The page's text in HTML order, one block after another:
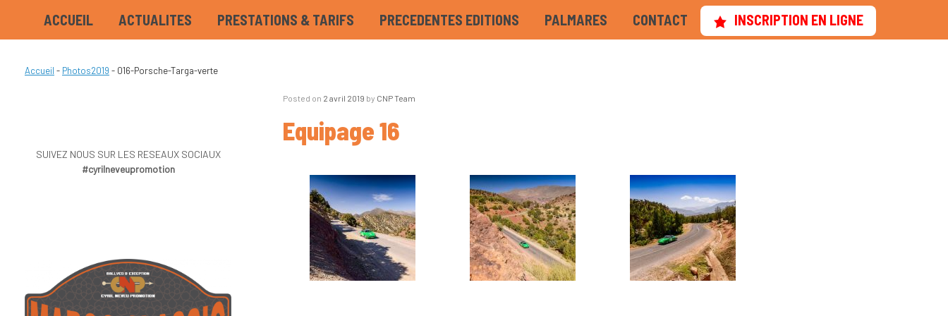
ACCUEIL ACTUALITES PRESTATIONS & TARIFS PRECEDENTES EDITIONS PALMARES CONTACT INSCRIPTION EN LIGNE
Accueil - Photos2019 - 016-Porsche-Targa-verte
Posted on 2 avril 2019 by CNP Team
Equipage 16
SUIVEZ NOUS SUR LES RESEAUX SOCIAUX
#cyrilneveupromotion